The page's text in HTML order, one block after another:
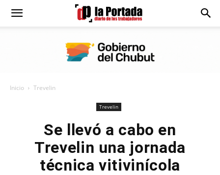
Diario
Inicio Trevelin
Trevelin
Se llevó a cabo en
Trevelin una jornada
técnica vitivinícola